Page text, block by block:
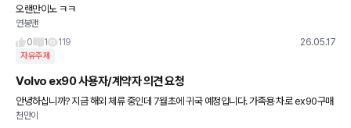
오랜만이노 ㅋㅋ
연봉맨
0
1 119 26.05.17
자유주제
Volvo ex90 사용자/계약자 의견 요청
안녕하십니까? 지금 해외 체류 중인데 7월초에 귀국 예정입니다. 가족용 차로 ex90구매
고려 중인데 두가지 질문이 있습니다. 1. 요즘 위 차량 계약 후 출고까지 기다리는 시간이
천만이